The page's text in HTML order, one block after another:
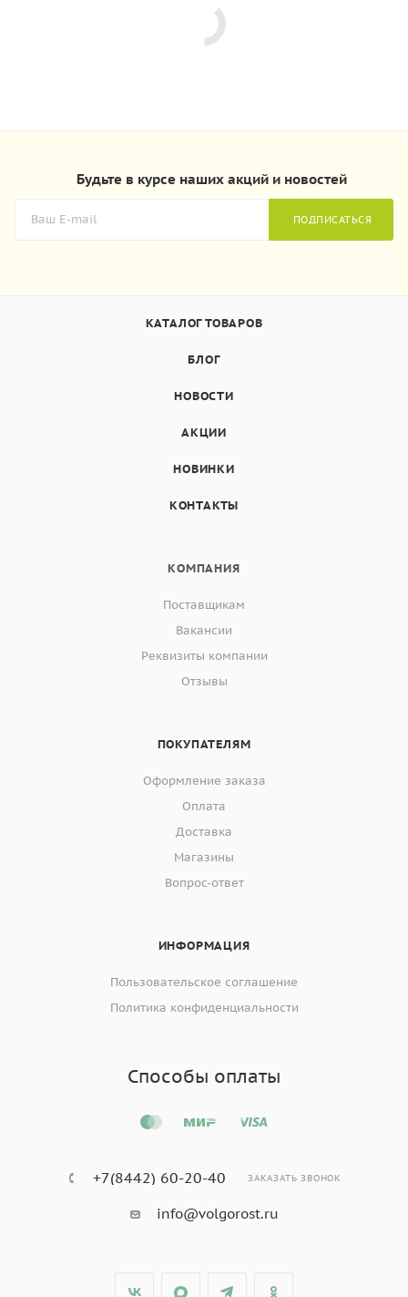
Будьте в курсе наших акций и новостей
ПОДПИСАТЬСЯ
КАТАЛОГ ТОВАРОВ
БЛОГ
НОВОСТИ
АКЦИИ
НОВИНКИ
КОНТАКТЫ
КОМПАНИЯ
Поставщикам
Вакансии
Реквизиты компании
Отзывы
ПОКУПАТЕЛЯМ
Оформление заказа
Оплата
Доставка
Магазины
Вопрос-ответ
ИНФОРМАЦИЯ
Пользовательское соглашение
Политика конфиденциальности
Способы оплаты
+7(8442) 60-20-40 ЗАКАЗАТЬ ЗВОНОК
info@volgorost.ru